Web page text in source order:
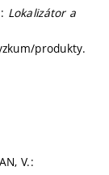
Lokalizátor a
produkty.
V.: